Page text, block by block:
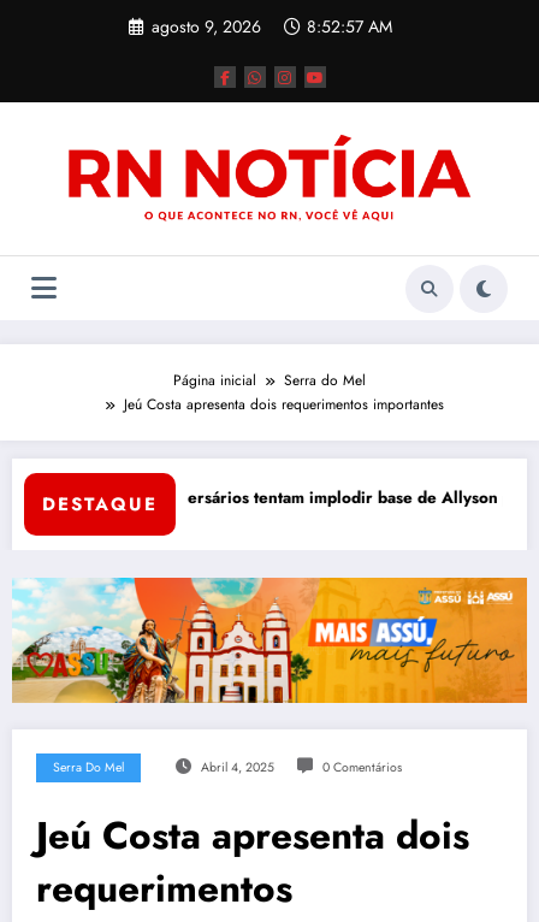
agosto 9, 2026 8:52:57 AM
Página inicial
Serra do Mel
Jeú Costa apresenta dois requerimentos importantes
DESTAQUE
de Mossoró
Jogo bruto: adversários tentam implodir base de Allyson por
Serra Do Mel Abril 4, 2025 0 Comentários
Jeú Costa apresenta dois
requerimentos